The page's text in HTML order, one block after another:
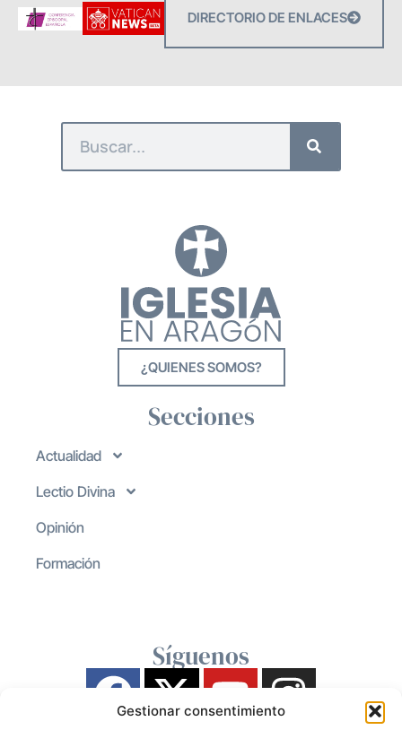
Gestionar consentimiento
DIRECTORIO DE ENLACES
¿QUIENES SOMOS?
Secciones
Actualidad
Lectio Divina
Opinión
Formación
Síguenos